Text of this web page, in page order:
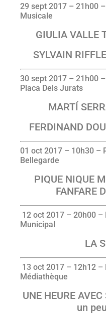
29 sept 2017 – 21h00 –
Musicale
GIULIA VALLE
SYLVAIN
30 sept 2017 – 21h00 –
Placa Dels Jurats
MARTÍ
FERDINAND
01 oct 2017 – 10h30 –
Bellegarde
PIQUE NIQUE
FANFARE
12 oct 2017 – 20h00 –
Municipal
LA
13 oct 2017 – 12h12 –
Médiathèque
UNE HEURE
un